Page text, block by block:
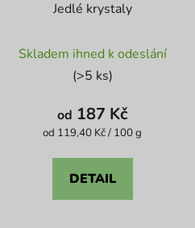
Jedlé krystaly
hodnocení
produktu
je
4,8
5
Skladem ihned k odeslání
(>5 ks)
od 187 Kč
Měrná
od 119,40 Kč / 100 g
DETAIL